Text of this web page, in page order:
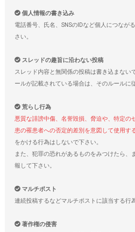
個人情報の書き込み
電話番号、氏名、SNSのIDなど個人につなが
さい。
スレッドの趣旨に沿わない投稿
スレッド内容と無関係の投稿は書き込まない
ールが記載されている場合は、そのルールに
荒らし行為
悪質な誹謗中傷、名誉毀損、脅迫や、特定の
患の罹患者への否定的差別を意図して使用す
をかける行為はしないで下さい。
また、犯罪の恐れがあるものをみつけたら、
報して下さい。
マルチポスト
連続投稿するなどマルチポストに該当する行
著作権の侵害